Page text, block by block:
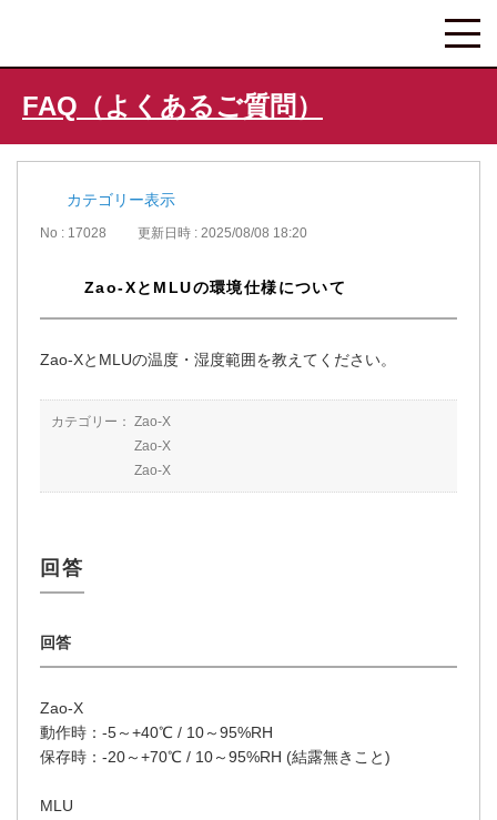
FAQ（よくあるご質問）
カテゴリー表示
No : 17028 更新日時 : 2025/08/08 18:20
Zao-XとMLUの環境仕様について
Zao-XとMLUの温度・湿度範囲を教えてください。
カテゴリー： Zao-X
Zao-X
Zao-X
Zao-X
動作時：-5～+40℃ / 10～95%RH
保存時：-20～+70℃ / 10～95%RH (結露無きこと)
MLU